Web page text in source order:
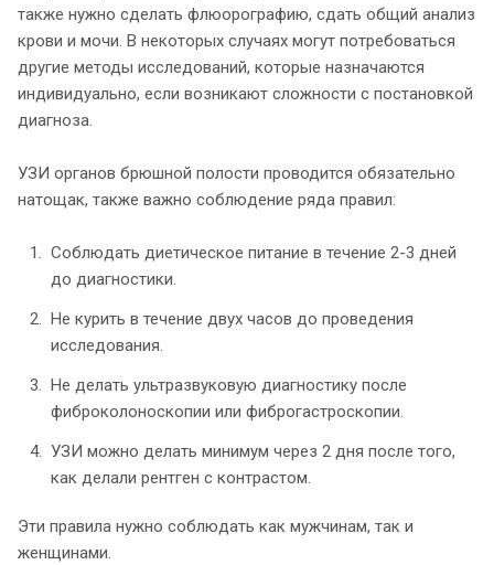
также нужно сделать флюорографию, сдать общий анализ
крови и мочи. В некоторых случаях могут потребоваться
другие методы исследований, которые назначаются
индивидуально, если возникают сложности с постановкой
диагноза.
УЗИ органов брюшной полости проводится обязательно
натощак, также важно соблюдение ряда правил:
Соблюдать диетическое питание в течение 2-3 дней
до диагностики.
Не курить в течение двух часов до проведения
исследования.
Не делать ультразвуковую диагностику после
фиброколоноскопии или фиброгастроскопии.
УЗИ можно делать минимум через 2 дня после того,
как делали рентген с контрастом.
Эти правила нужно соблюдать как мужчинам, так и
женщинами.